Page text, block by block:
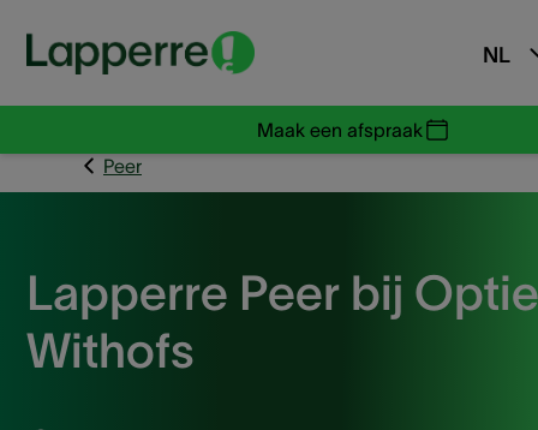
NL
Maak een afspraak
Peer
Lapperre Peer bij
Withofs